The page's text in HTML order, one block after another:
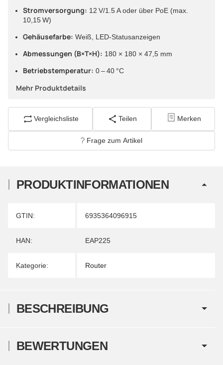
Stromversorgung: 12 V/1.5 A oder über PoE (max.
10,15 W)
Gehäusefarbe: Weiß, LED-Statusanzeigen
Abmessungen (B×T×H): 180 × 180 × 47,5 mm
Betriebstemperatur: 0 – 40 °C
Mehr Produktdetails
Vergleichsliste Teilen Merken
Frage zum Artikel
PRODUKTINFORMATIONEN
Produkteigenschaft
Wert
GTIN: 6935364096915
HAN: EAP225
Kategorie: Router
BESCHREIBUNG
BEWERTUNGEN